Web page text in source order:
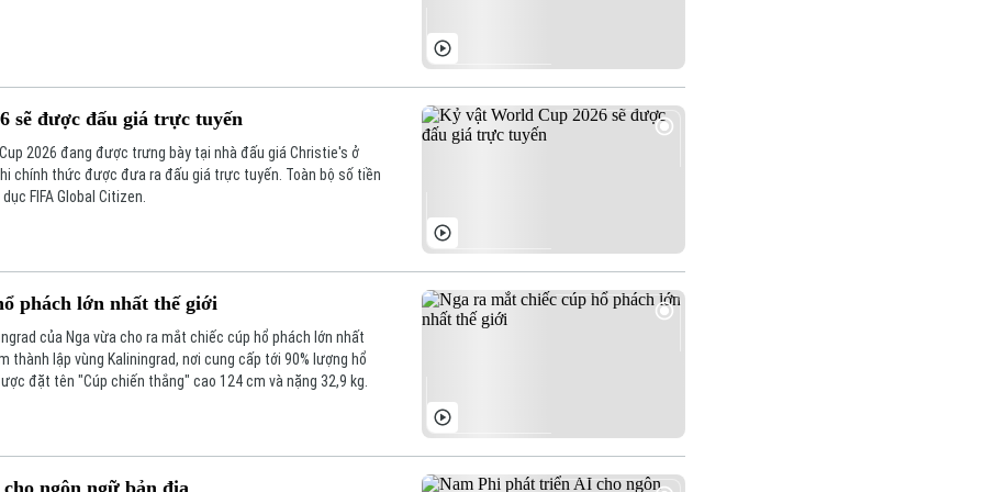
sẽ được đấu giá trực tuyến
2026 đang được trưng bày tại nhà đấu giá Christie's ở
chính thức được đưa ra đấu giá trực tuyến. Toàn bộ số tiền
FIFA Global Citizen.
phách lớn nhất thế giới
của Nga vừa cho ra mắt chiếc cúp hổ phách lớn nhất
thành lập vùng Kaliningrad, nơi cung cấp tới 90% lượng hổ
đặt tên "Cúp chiến thắng" cao 124 cm và nặng 32,9 kg.
ngôn ngữ bản địa